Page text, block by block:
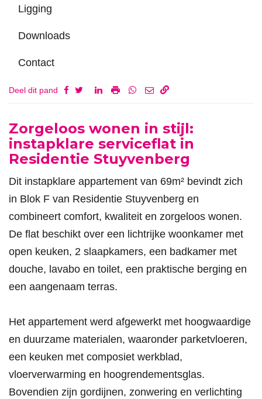
Ligging
Downloads
Contact
Deel dit pand
Omschrijving
Zorgeloos wonen in stijl:
instapklare serviceflat in
Residentie Stuyvenberg
Dit instapklare appartement van 69m² bevindt zich
in Blok F van Residentie Stuyvenberg en
combineert comfort, kwaliteit en zorgeloos wonen.
De flat beschikt over een lichtrijke woonkamer met
open keuken, 2 slaapkamers, een badkamer met
douche, lavabo en toilet, een praktische berging en
een aangenaam terras.
Het appartement werd afgewerkt met hoogwaardige
en duurzame materialen, waaronder parketvloeren,
een keuken met composiet werkblad,
vloerverwarming en hoogrendementsglas.
Bovendien zijn gordijnen, zonwering en verlichting